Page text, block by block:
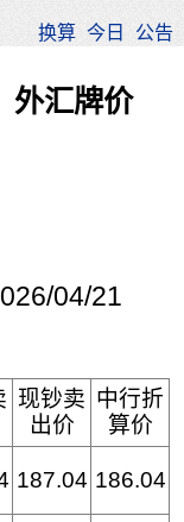
换算 今日 公告
外汇牌价
04/21
现钞卖
出价
中行折
算价
187.04 186.04